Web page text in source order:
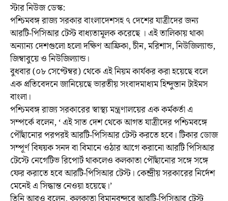
স্টার নিউজ ডেস্ক:
পশ্চিমবঙ্গ রাজ্য সরকার বাংলাদেশসহ ৭ দেশের যাত্রীদের জন্য
আরটি-পিসিআর টেস্ট বাধ্যতামূলক করেছে । এই তালিকায় থাকা
অন্যান্য দেশগুলো হলো দক্ষিণ আফ্রিকা, চীন, মরিশাস, নিউজিল্যান্ড,
জিম্বাবুয়ে ও নিউজিল্যান্ড।
বুধবার (০৮ সেপ্টেম্বর) থেকে এই নিয়ম কার্যকর করা হয়েছে বলে
এক প্রতিবেদনে জানিয়েছে ভারতীয় সংবাদমাধ্যম হিন্দুস্তান টাইমস
বাংলা।
পশ্চিমবঙ্গ রাজ্য সরকারের স্বাস্থ্য মন্ত্রণালয়ের এক কর্মকর্তা এ
সম্পর্কে বলেন, ‘ এই সাত দেশ থেকে আগত যাত্রীদের পশ্চিমবঙ্গে
পৌঁছানোর পরপরই আরটি-পিসিআর টেস্ট করতে হবে। টিকার ডোজ
সম্পূর্ণ বিষয়ক সনদ বা বিমানে ওঠার আগে করানো আরটি পিসিআর
টেস্টে নেগেটিভ রিপোর্ট থাকলেও কলকাতা পৌঁছানোর সঙ্গে সঙ্গে
ফের করাতে হবে আরটি-পিসিআর টেস্ট। কেন্দ্রীয় সরকারের নির্দেশ
মেনেই এ সিদ্ধান্ত নেওয়া হয়েছে।’